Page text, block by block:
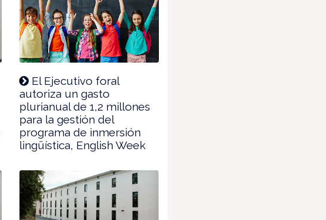
El Ejecutivo foral
autoriza un gasto
plurianual de 1,2 millones
para la gestión del
programa de inmersión
lingüística, English Week